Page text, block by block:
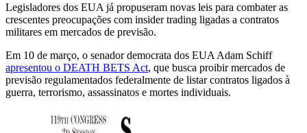
Legisladores dos EUA já propuseram novas leis para combater as
crescentes preocupações com insider trading ligadas a contratos
militares em mercados de previsão.
Em 10 de março, o senador democrata dos EUA Adam Schiff
apresentou o DEATH BETS Act, que busca proibir mercados de
previsão regulamentados federalmente de listar contratos ligados à
guerra, terrorismo, assassinatos e mortes individuais.